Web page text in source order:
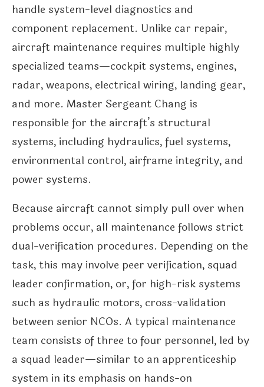
handle system-level diagnostics and
component replacement. Unlike car repair,
aircraft maintenance requires multiple highly
specialized teams—cockpit systems, engines,
radar, weapons, electrical wiring, landing gear,
and more. Master Sergeant Chang is
responsible for the aircraft’s structural
systems, including hydraulics, fuel systems,
environmental control, airframe integrity, and
power systems.
Because aircraft cannot simply pull over when
problems occur, all maintenance follows strict
dual-verification procedures. Depending on the
task, this may involve peer verification, squad
leader confirmation, or, for high-risk systems
such as hydraulic motors, cross-validation
between senior NCOs. A typical maintenance
team consists of three to four personnel, led by
a squad leader—similar to an apprenticeship
system in its emphasis on hands-on